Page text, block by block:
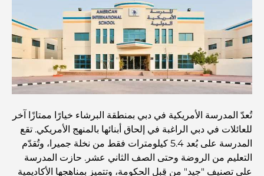
نخلة جبل علي مقابل نخلة جميرا: مقارنة واضحة لمشتري
العقارات الأذكياء
اكتشف جزيرة القمر في دبي: دليلك الأمثل
استكشاف المواقع التاريخية في دبي: رحلة عبر الزمن
أفضل 7 مطاعم في خور دبي لتناول الطعام فيها
تُعدّ المدرسة الأمريكية في دبي بمنطقة البرشاء خيارًا ممتازًا آخر
للعائلات في دبي الراغبة في إلحاق أبنائها بالمنهج الأمريكي. تقع
المدرسة على بُعد 5.4 كيلومترات فقط من نخلة جميرا، وتُقدّم
التعليم من الروضة وحتى الصف الثاني عشر. حازت المدرسة
على تصنيف "جيد" من قِبل الحكومة، وتتميز بمناهجها الأكاديمية